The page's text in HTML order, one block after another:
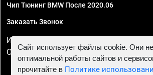
Чип Тюнинг BMW После 2020.06
Заказать Звонок
ИП Смирнов Георгий Павлович. ИНН
ОГРНИП 324470400032610
Сайт использует файлы cookie. Они
оптимальной работы сайтов и
прочитайте в Политике